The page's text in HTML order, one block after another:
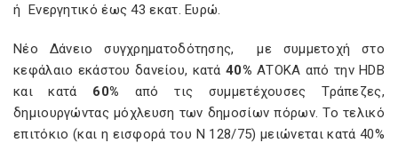
ή Ενεργητικό έως 43 εκατ. Ευρώ.
Νέο Δάνειο συγχρηματοδότησης, με συμμετοχή στο
κεφάλαιο εκάστου δανείου, κατά 40% ΑΤΟΚΑ από την HDB
και κατά 60% από τις συμμετέχουσες Τράπεζες,
δημιουργώντας μόχλευση των δημοσίων πόρων. Το τελικό
επιτόκιο (και η εισφορά του Ν 128/75) μειώνεται κατά 40%